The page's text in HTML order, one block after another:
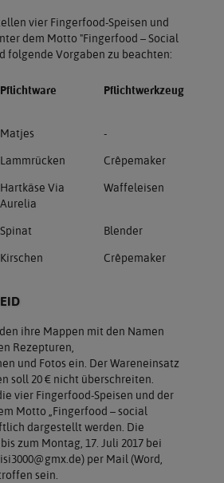
vier Fingerfood-Speisen und
dem Motto "Fingerfood – Social
folgende Vorgaben zu beachten:
Pflichtware Pflichtwerkzeug
Matjes
-
Lammrücken
Crêpemaker
Hartkäse Via
Aurelia
Waffeleisen
Spinat
Blender
Kirschen Crêpemaker
ihre Mappen mit den Namen
Rezepturen,
und Fotos ein. Der Wareneinsatz
soll 20 € nicht überschreiten.
vier Fingerfood-Speisen und der
Motto „Fingerfood – social
dargestellt werden. Die
zum Montag, 17. Juli 2017 bei
per Mail (Word,
sein.